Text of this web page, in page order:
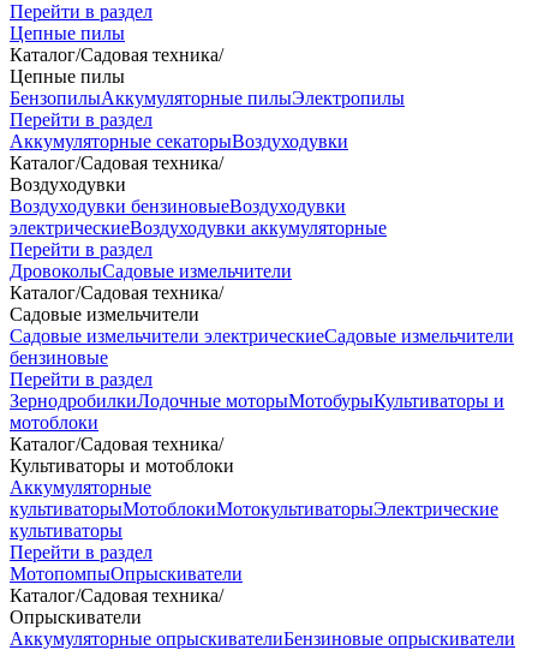
Перейти в раздел
Цепные пилы
Каталог/Садовая техника/
Цепные пилы
БензопилыАккумуляторные пилыЭлектропилы
Перейти в раздел
Аккумуляторные секаторыВоздуходувки
Каталог/Садовая техника/
Воздуходувки
Воздуходувки бензиновыеВоздуходувки
электрическиеВоздуходувки аккумуляторные
Перейти в раздел
ДровоколыСадовые измельчители
Каталог/Садовая техника/
Садовые измельчители
Садовые измельчители электрическиеСадовые измельчители
бензиновые
Перейти в раздел
ЗернодробилкиЛодочные моторыМотобурыКультиваторы и
мотоблоки
Каталог/Садовая техника/
Культиваторы и мотоблоки
Аккумуляторные
культиваторыМотоблокиМотокультиваторыЭлектрические
культиваторы
Перейти в раздел
МотопомпыОпрыскиватели
Каталог/Садовая техника/
Опрыскиватели
Аккумуляторные опрыскивателиБензиновые опрыскиватели